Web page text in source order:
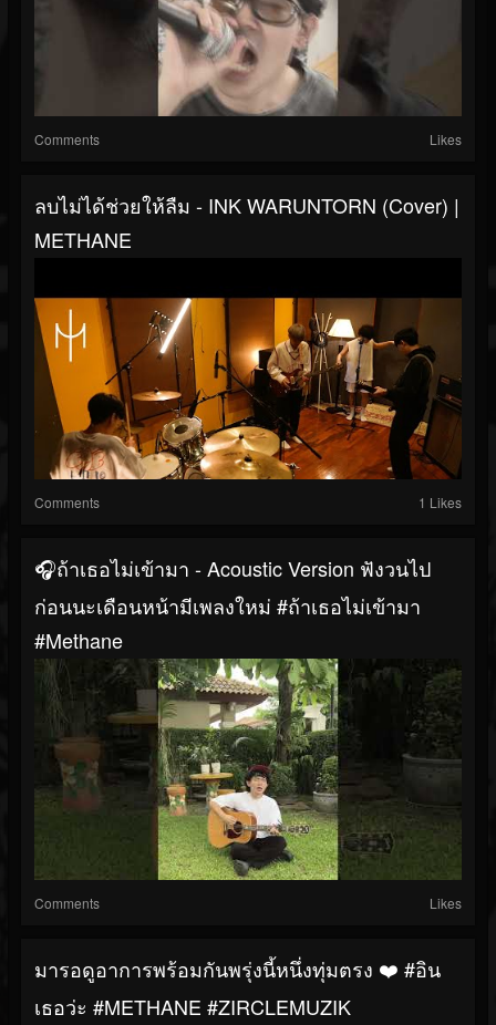
Comments Likes
ลบไม่ได้ช่วยให้ลืม - INK WARUNTORN (Cover) |
METHANE
Comments 1 Likes
🎧ถ้าเธอไม่เข้ามา - Acoustic Version ฟังวนไป
ก่อนนะเดือนหน้ามีเพลงใหม่ #ถ้าเธอไม่เข้ามา
#methane
Comments Likes
มารอดูอาการพร้อมกันพรุ่งนี้หนึ่งทุ่มตรง ❤️‍ #อิน
เธอว่ะ #METHANE #ZIRCLEMUZIK